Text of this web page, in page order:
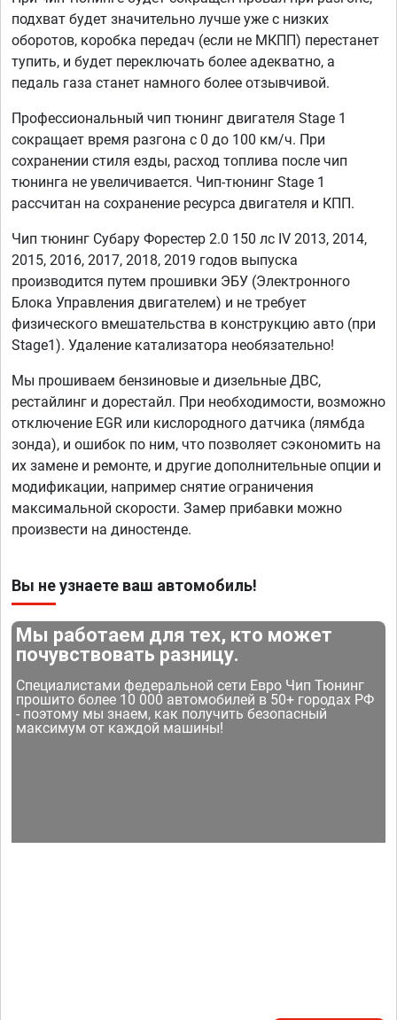
подхват будет значительно лучше уже с низких
оборотов, коробка передач (если не МКПП) перестанет
тупить, и будет переключать более адекватно, а
педаль газа станет намного более отзывчивой.
Профессиональный чип тюнинг двигателя Stage 1
сокращает время разгона с 0 до 100 км/ч. При
сохранении стиля езды, расход топлива после чип
тюнинга не увеличивается. Чип-тюнинг Stage 1
рассчитан на сохранение ресурса двигателя и КПП.
Чип тюнинг Субару Форестер 2.0 150 лс IV 2013, 2014,
2015, 2016, 2017, 2018, 2019 годов выпуска
производится путем прошивки ЭБУ (Электронного
Блока Управления двигателем) и не требует
физического вмешательства в конструкцию авто (при
Stage1). Удаление катализатора необязательно!
Мы прошиваем бензиновые и дизельные ДВС,
рестайлинг и дорестайл. При необходимости, возможно
отключение EGR или кислородного датчика (лямбда
зонда), и ошибок по ним, что позволяет сэкономить на
их замене и ремонте, и другие дополнительные опции и
модификации, например снятие ограничения
максимальной скорости. Замер прибавки можно
произвести на диностенде.
Вы не узнаете ваш автомобиль!
Мы работаем для тех, кто может
почувствовать разницу.
Специалистами федеральной сети Евро Чип Тюнинг
прошито более 10 000 автомобилей в 50+ городах РФ
- поэтому мы знаем, как получить безопасный
максимум от каждой машины!